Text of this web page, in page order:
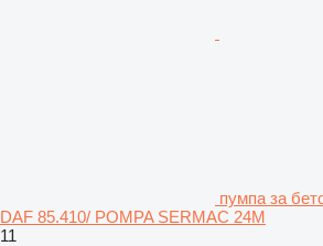
пумпа за
DAF 85.410/ POMPA SERMAC 24M
11